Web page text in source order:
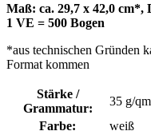
Maß: ca. 29,7 x 42,0 cm*,
1 VE = 500 Bogen
*aus technischen Gründen
Format kommen
Stärke /
Grammatur:
35 g/
Farbe:
weiß